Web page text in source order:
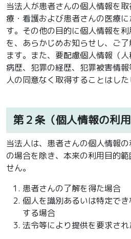
当法人が患者さんの個人情報を
療・看護および患者さんの医療
す。その他の目的に個人情報を
を、あらかじめお知らせし、ご
ます。また、要配慮個人情報（人
病歴、犯罪の経歴、犯罪被害情
人の同意なく取得することはした
第２条（個人情報の利
当法人は、患者さんの個人情報
の場合を除き、本来の利用目的
せん。
患者さんの了解を得た場合
個人を識別あるいは特定で
する場合
法令等により提供を要求され